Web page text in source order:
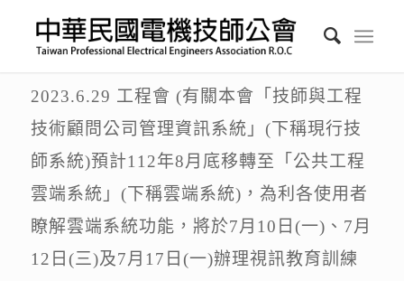
2023.6.29 工程會 (有關本會「技師與工程
技術顧問公司管理資訊系統」(下稱現行技
師系統)預計112年8月底移轉至「公共工程
雲端系統」(下稱雲端系統)，為利各使用者
瞭解雲端系統功能，將於7月10日(一)、7月
12日(三)及7月17日(一)辦理視訊教育訓練